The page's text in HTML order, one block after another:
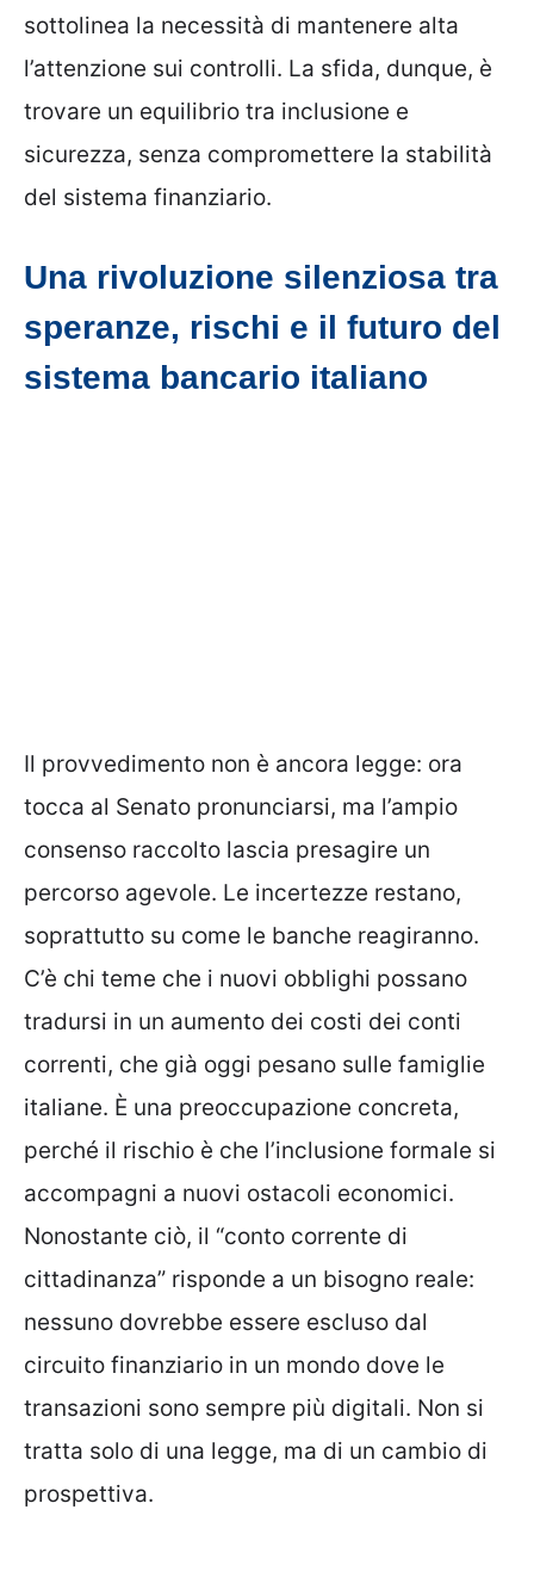
sottolinea la necessità di mantenere alta
l’attenzione sui controlli. La sfida, dunque, è
trovare un equilibrio tra inclusione e
sicurezza, senza compromettere la stabilità
del sistema finanziario.
Una rivoluzione silenziosa tra
speranze, rischi e il futuro del
sistema bancario italiano
Il provvedimento non è ancora legge: ora
tocca al Senato pronunciarsi, ma l’ampio
consenso raccolto lascia presagire un
percorso agevole. Le incertezze restano,
soprattutto su come le banche reagiranno.
C’è chi teme che i nuovi obblighi possano
tradursi in un aumento dei costi dei conti
correnti, che già oggi pesano sulle famiglie
italiane. È una preoccupazione concreta,
perché il rischio è che l’inclusione formale si
accompagni a nuovi ostacoli economici.
Nonostante ciò, il “conto corrente di
cittadinanza” risponde a un bisogno reale:
nessuno dovrebbe essere escluso dal
circuito finanziario in un mondo dove le
transazioni sono sempre più digitali. Non si
tratta solo di una legge, ma di un cambio di
prospettiva.